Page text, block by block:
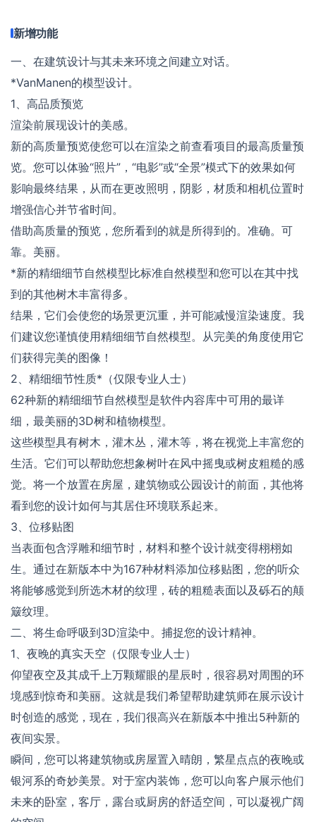
新增功能
一、在建筑设计与其未来环境之间建立对话。
*VanManen的模型设计。
1、高品质预览
渲染前展现设计的美感。
新的高质量预览使您可以在渲染之前查看项目的最高质量预
览。您可以体验“照片”，“电影”或“全景”模式下的效果如何
影响最终结果，从而在更改照明，阴影，材质和相机位置时
增强信心并节省时间。
借助高质量的预览，您所看到的就是所得到的。准确。可
靠。美丽。
*新的精细细节自然模型比标准自然模型和您可以在其中找
到的其他树木丰富得多。
结果，它们会使您的场景更沉重，并可能减慢渲染速度。我
们建议您谨慎使用精细细节自然模型。从完美的角度使用它
们获得完美的图像！
2、精细细节性质*（仅限专业人士）
62种新的精细细节自然模型是软件内容库中可用的最详
细，最美丽的3D树和植物模型。
这些模型具有树木，灌木丛，灌木等，将在视觉上丰富您的
生活。它们可以帮助您想象树叶在风中摇曳或树皮粗糙的感
觉。将一个放置在房屋，建筑物或公园设计的前面，其他将
看到您的设计如何与其居住环境联系起来。
3、位移贴图
当表面包含浮雕和细节时，材料和整个设计就变得栩栩如
生。通过在新版本中为167种材料添加位移贴图，您的听众
将能够感觉到所选木材的纹理，砖的粗糙表面以及砾石的颠
簸纹理。
二、将生命呼吸到3D渲染中。捕捉您的设计精神。
1、夜晚的真实天空（仅限专业人士）
仰望夜空及其成千上万颗耀眼的星辰时，很容易对周围的环
境感到惊奇和美丽。这就是我们希望帮助建筑师在展示设计
时创造的感觉，现在，我们很高兴在新版本中推出5种新的
夜间实景。
瞬间，您可以将建筑物或房屋置入晴朗，繁星点点的夜晚或
银河系的奇妙美景。对于室内装饰，您可以向客户展示他们
未来的卧室，客厅，露台或厨房的舒适空间，可以凝视广阔